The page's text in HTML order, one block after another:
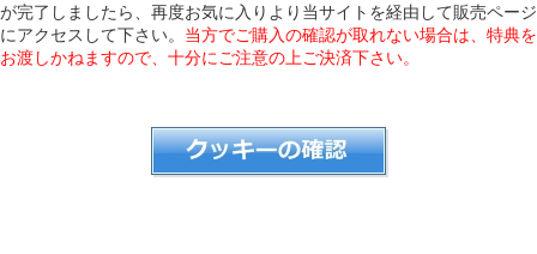
が完了しましたら、再度お気に入りより当サイトを経由して販売ページ
にアクセスして下さい。 当方でご購入の確認が取れない場合は、特典を
お渡しかねますので、十分にご注意の上ご決済下さい。